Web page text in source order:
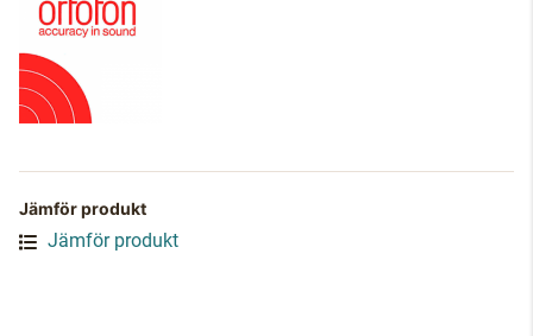
Jämför produkt
Jämför produkt